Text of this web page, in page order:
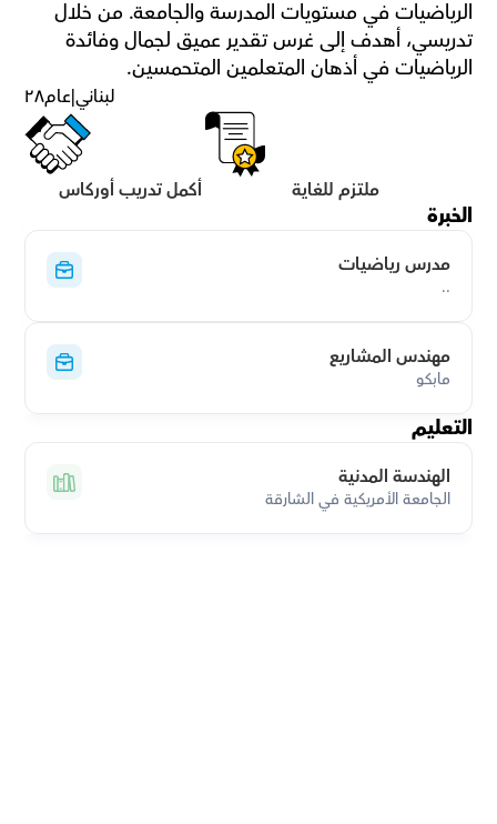
الرياضيات في أذهان المتعلمين المتحمسين.
٢٨عام|لبناني
ملتزم للغاية أكمل تدريب أوركاس
الخبرة
مدرس رياضيات
..
مهندس المشاريع
مابكو
التعليم
الهندسة المدنية
الجامعة الأمريكية في الشارقة